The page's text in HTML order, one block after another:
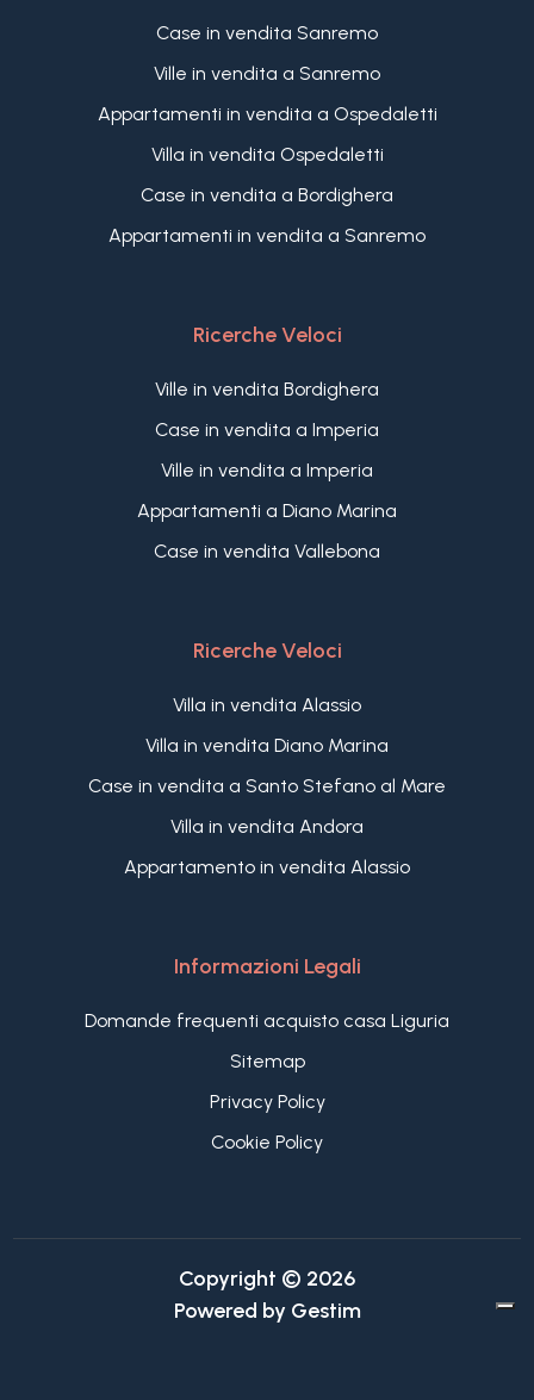
Case in vendita Sanremo
Ville in vendita a Sanremo
Appartamenti in vendita a Ospedaletti
Villa in vendita Ospedaletti
Case in vendita a Bordighera
Appartamenti in vendita a Sanremo
Ricerche Veloci
Ville in vendita Bordighera
Case in vendita a Imperia
Ville in vendita a Imperia
Appartamenti a Diano Marina
Case in vendita Vallebona
Ricerche Veloci
Villa in vendita Alassio
Villa in vendita Diano Marina
Case in vendita a Santo Stefano al Mare
Villa in vendita Andora
Appartamento in vendita Alassio
Informazioni Legali
Domande frequenti acquisto casa Liguria
Sitemap
Privacy Policy
Cookie Policy
Copyright © 2026
Powered by Gestim